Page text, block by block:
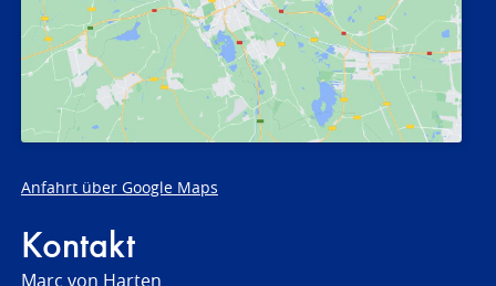
Anfahrt über Google Maps
Kontakt
Marc von Harten